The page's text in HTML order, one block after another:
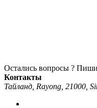
Остались вопросы ?
Контакты
Тайланд, Rayong, 21000,